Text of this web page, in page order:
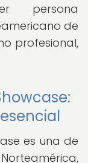
persona
de
profesional,
es una de